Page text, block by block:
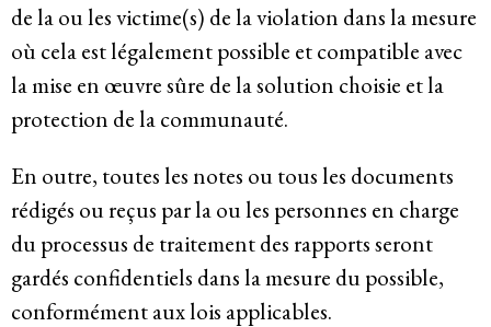
de la ou les victime(s) de la violation dans la mesure
où cela est légalement possible et compatible avec
la mise en œuvre sûre de la solution choisie et la
protection de la communauté.
En outre, toutes les notes ou tous les documents
rédigés ou reçus par la ou les personnes en charge
du processus de traitement des rapports seront
gardés confidentiels dans la mesure du possible,
conformément aux lois applicables.